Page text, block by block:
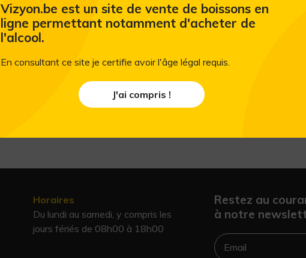
Horaires
Du lundi au samedi, y compris les
jours fériés de 08h00 à 18h00
Restez au
à notre
Vizyon.be est un site de vente de boissons en
ligne permettant notamment d'acheter de
l'alcool.
En consultant ce site je certifie avoir l'âge légal requis.
J'ai compris !